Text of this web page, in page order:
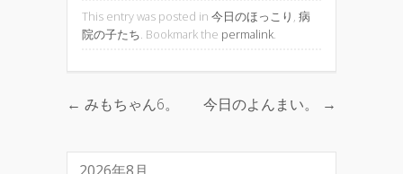
This entry was posted in 今日のほっこり , 病
院の子たち. Bookmark the permalink.
Post navigation
← みもちゃん6。 今日のよんまい。 →
2026年8月